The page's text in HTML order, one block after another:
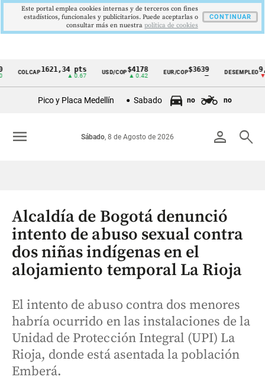
Cintillo
Colombia
1621,34 pts USD/COP$4178
▲ 0.42
EUR/COP$3639
—
DESEMPLEO9,9 %
▼ 0.30
Pico y Placa Medellín Sabado no no
person search
Sábado, 8 de Agosto de 2026
menu
Alcaldía de Bogotá denunció
intento de abuso sexual contra
dos niñas indígenas en el
alojamiento temporal La Rioja
El intento de abuso contra dos menores
habría ocurrido en las instalaciones de la
Unidad de Protección Integral (UPI) La
Rioja, donde está asentada la población
Emberá.
Este portal emplea cookies internas y de terceros con fines
estadísticos, funcionales y publicitarios. Puede aceptarlas o
consultar más en nuestra politica de cookies
CONTINUAR